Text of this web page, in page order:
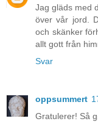
Jag gläds med
över vår jord.
och skänker
allt gott från
Svar
oppsummert
Gratulerer! Så